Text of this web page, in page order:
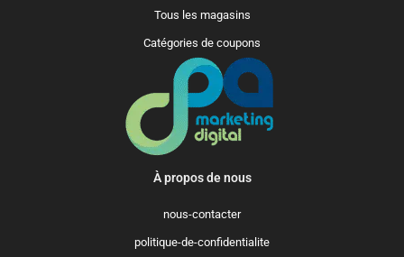
Tous les magasins
Catégories de coupons
À propos de nous
nous-contacter
politique-de-confidentialite